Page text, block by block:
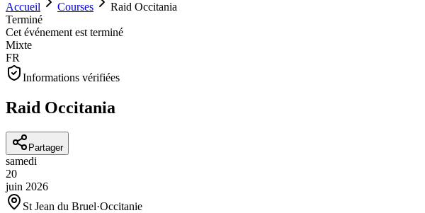
Accueil Courses
Raid Occitania
Terminé
Cet événement est terminé
Mixte
FR
Informations vérifiées
Raid Occitania
Partager
samedi
20
juin 2026
St Jean du Bruel·Occitanie